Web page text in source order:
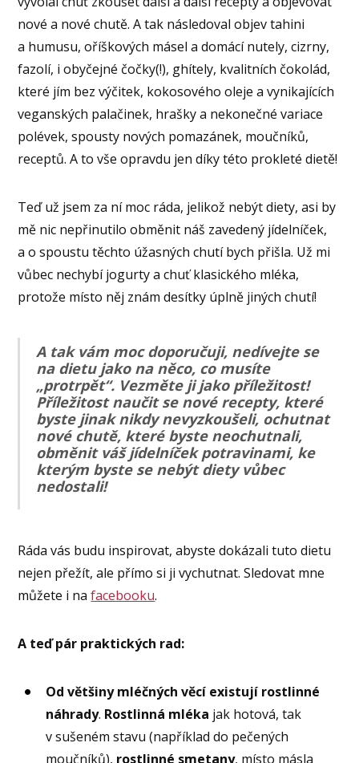
nové a nové chutě. A tak následoval objev tahini
a humusu, oříškových másel a domácí nutely, cizrny,
fazolí, i obyčejné čočky(!), ghítely, kvalitních čokolád,
které jím bez výčitek, kokosového oleje a vynikajících
veganských palačinek, hrašky a nekonečné variace
polévek, spousty nových pomazánek, moučníků,
receptů. A to vše opravdu jen díky této prokleté dietě!
Teď už jsem za ní moc ráda, jelikož nebýt diety, asi by
mě nic nepřinutilo obměnit náš zavedený jídelníček,
a o spoustu těchto úžasných chutí bych přišla. Už mi
vůbec nechybí jogurty a chuť klasického mléka,
protože místo něj znám desítky úplně jiných chutí!
A tak vám moc doporučuji, nedívejte se
na dietu jako na něco, co musíte
„protrpět“. Vezměte ji jako příležitost!
Příležitost naučit se nové recepty, které
byste jinak nikdy nevyzkoušeli, ochutnat
nové chutě, které byste neochutnali,
obměnit váš jídelníček potravinami, ke
kterým byste se nebýt diety vůbec
nedostali!
Ráda vás budu inspirovat, abyste dokázali tuto dietu
nejen přežít, ale přímo si ji vychutnat. Sledovat mne
můžete i nafacebooku.
A teď pár praktických rad:
Od většiny mléčných věcí existují rostlinné
náhrady. Rostlinná mléka jak hotová, tak
v sušeném stavu (například do pečených
moučníků), rostlinné smetany, místo másla